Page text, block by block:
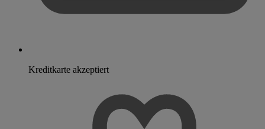
Kreditkarte akzeptiert